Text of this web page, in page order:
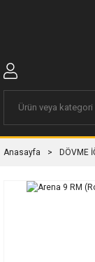
Anasayfa DÖVME